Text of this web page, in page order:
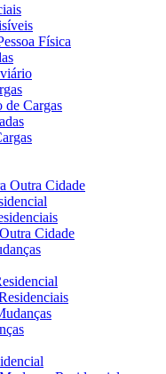
Física
de Cargas
Outra Cidade
Cidade